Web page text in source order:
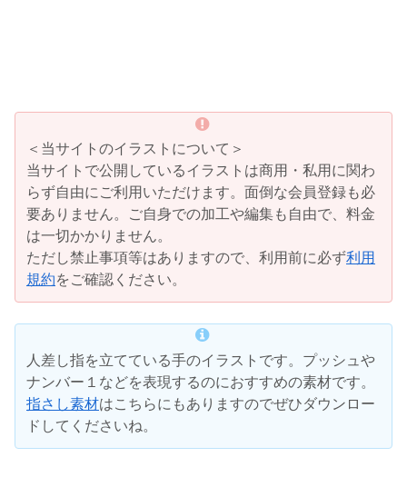
＜当サイトのイラストについて＞
当サイトで公開しているイラストは商用・私用に関わ
らず自由にご利用いただけます。面倒な会員登録も必
要ありません。ご自身での加工や編集も自由で、料金
は一切かかりません。
ただし禁止事項等はありますので、利用前に必ず利用
規約をご確認ください。
人差し指を立てている手のイラストです。プッシュや
ナンバー１などを表現するのにおすすめの素材です。
指さし素材はこちらにもありますのでぜひダウンロー
ドしてくださいね。